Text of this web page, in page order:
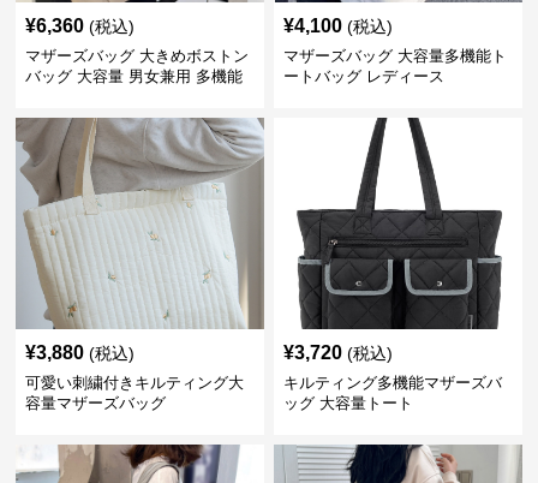
¥6,360 (税込)
マザーズバッグ 大きめボストン
バッグ 大容量 男女兼用 多機能
¥4,100 (税込)
マザーズバッグ 大容量多機能ト
ートバッグ レディース
¥3,880 (税込)
可愛い刺繍付きキルティング大
容量マザーズバッグ
¥3,720 (税込)
キルティング多機能マザーズバ
ッグ 大容量トート